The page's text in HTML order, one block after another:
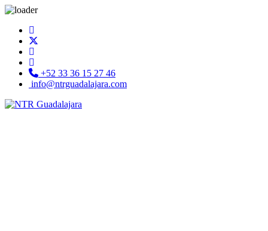
+52 33 36 15 27 46
info@ntrguadalajara.com